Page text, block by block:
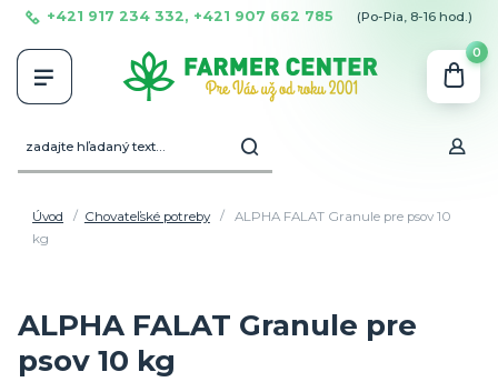
+421 917 234 332, +421 907 662 785 (Po-Pia, 8-16 hod.)
0
Úvod Chovateľské potreby
ALPHA FALAT Granule pre psov 10
kg
ALPHA FALAT Granule pre
psov 10 kg